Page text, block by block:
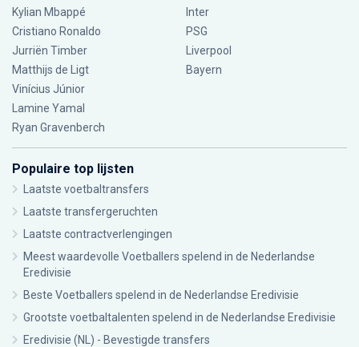
Kylian Mbappé
Cristiano Ronaldo
Jurriën Timber
Matthijs de Ligt
Vinícius Júnior
Lamine Yamal
Ryan Gravenberch
Inter
PSG
Liverpool
Bayern
Populaire top lijsten
Laatste voetbaltransfers
Laatste transfergeruchten
Laatste contractverlengingen
Meest waardevolle Voetballers spelend in de Nederlandse
Eredivisie
Beste Voetballers spelend in de Nederlandse Eredivisie
Grootste voetbaltalenten spelend in de Nederlandse Eredivisie
Eredivisie (NL) - Bevestigde transfers